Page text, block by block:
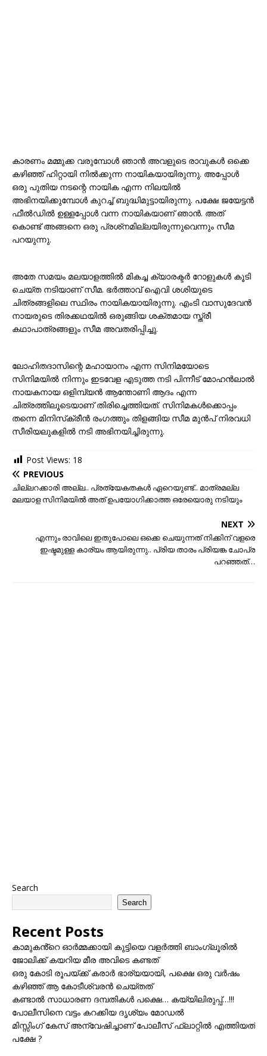
കാരണം മമ്മുക്ക വരുമ്പോൾ ഞാൻ അവളുടെ രാവുകൾ ഒക്കെ
കഴിഞ്ഞ് ഹിറ്റായി നിൽക്കുന്ന നായികയായിരുന്നു. അപ്പോൾ
ഒരു പുതിയ നടന്റെ നായിക എന്ന നിലയിൽ
അഭിനയിക്കുമ്പോൾ കുറച്ച് ബുദ്ധിമുട്ടായിരുന്നു. പക്ഷേ ജയേട്ടൻ
ഫീൽഡിൽ ഉള്ളപ്പോൾ വന്ന നായികയാണ് ഞാൻ. അത്
കൊണ്ട് അങ്ങനെ ഒരു പ്രശ്‌നമില്ലയിരുന്നുവെന്നും സീമ
പറയുന്നു.
അതേ സമയം മലയാളത്തിൽ മികച്ച ക്യാരക്ടർ റോളുകൾ കൂടി
ചെയ്ത നടിയാണ് സീമ. ഭർത്താവ് ഐവി ശശിയുടെ
ചിത്രങ്ങളിലെ സ്ഥിരം നായികയായിരുന്നു. എംടി വാസുദേവൻ
നായരുടെ തിരക്കഥയിൽ ഒരുങ്ങിയ ശക്തമായ സ്ത്രീ
കഥാപാത്രങ്ങളും സീമ അവതരിപ്പിച്ചു.
ലോഹിതദാസിന്റെ മഹായാനം എന്ന സിനിമയോടെ
സിനിമയിൽ നിന്നും ഇടവേള എടുത്ത നടി പിന്നീട് മോഹൻലാൽ
നായകനായ ഒളിമ്പ്യൻ ആന്തോണി ആദം എന്ന
ചിത്രത്തിലൂടെയാണ് തിരിച്ചെത്തിയത്. സിനിമകൾക്കൊപ്പം
തന്നെ മിനിസ്‌ക്രീൻ രംഗത്തും തിളങ്ങിയ സീമ മുൻപ് നിരവധി
സീരിയലുകളിൽ നടി അഭിനയിച്ചിരുന്നു.
Post Views: 18
PREVIOUS
ചില്ലറക്കാരി അല്ല.. പ്രത്യേകതകള്‍ ഏറെയുണ്ട്.. മാത്രമല്ല
മലയാള സിനിമയിൽ അത് ഉപയോഗിക്കാത്ത ഒരേയൊരു നടിയും
NEXT
എന്നും രാവിലെ ഇതുപോലെ ഒക്കെ ചെയുന്നത് നിക്കിന് വളരെ
ഇഷ്ടമുള്ള കാര്യം ആയിരുന്നു.. പ്രിയ താരം പ്രിയങ്ക ചോപ്ര
പറഞ്ഞത്…
Search
Search
Recent Posts
കാമുകൻ്റെ ഓർമ്മക്കായി കുട്ടിയെ വളർത്തി ബാംഗ്ലൂരിൽ
ജോലിക്ക് കയറിയ മീര അവിടെ കണ്ടത്
ഒരു കോടി രൂപയ്ക്ക് കരാർ ഭാര്യയായി, പക്ഷെ ഒരു വർഷം
കഴിഞ്ഞ് ആ കോടീശ്വരൻ ചെയ്തത്
കണ്ടാൽ സാധാരണ ദമ്പതികൾ പക്ഷെ… കയ്യിലിരുപ്പ്…!!!
പോലീസിനെ വട്ടം കറക്കിയ ദൃശ്യം മോഡല്‍
മിസ്സിംഗ് കേസ് അന്വേഷിച്ചാണ് പോലീസ് ഫ്ലാറ്റിൽ എത്തിയത്
പക്ഷേ ?